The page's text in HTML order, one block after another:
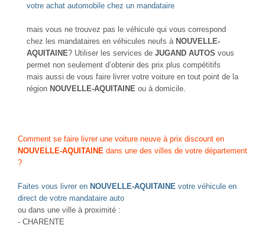
votre achat automobile chez un mandataire
mais vous ne trouvez pas le véhicule qui vous correspond
chez les mandataires en véhicules neufs à NOUVELLE-
AQUITAINE? Utiliser les services de JUGAND AUTOS vous
permet non seulement d’obtenir des prix plus compétitifs
mais aussi de vous faire livrer votre voiture en tout point de la
région NOUVELLE-AQUITAINE ou à domicile.
Comment se faire livrer une voiture neuve à prix discount en
NOUVELLE-AQUITAINE dans une des villes de votre département
?
Faites vous livrer en NOUVELLE-AQUITAINE votre véhicule en
direct de votre mandataire auto
ou dans une ville à proximité :
- CHARENTE